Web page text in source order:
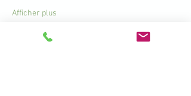
Afficher plus